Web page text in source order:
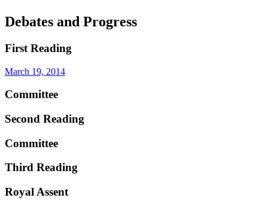
Debates and Progress
First Reading
March 19, 2014
Committee
Second Reading
Committee
Third Reading
Royal Assent